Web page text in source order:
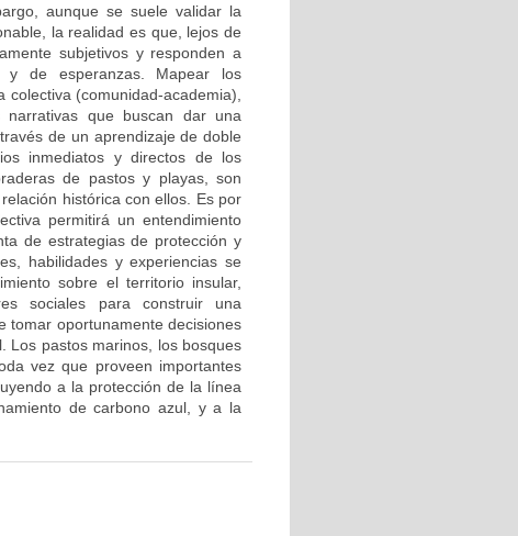
aunque se suele validar la
la realidad es que, lejos de
subjetivos y responden a
y de esperanzas. Mapear los
(comunidad-academia),
que buscan dar una
de un aprendizaje de doble
inmediatos y directos de los
de pastos y playas, son
histórica con ellos. Es por
permitirá un entendimiento
de estrategias de protección y
habilidades y experiencias se
sobre el territorio insular,
sociales para construir una
tomar oportunamente decisiones
Los pastos marinos, los bosques
vez que proveen importantes
a la protección de la línea
de carbono azul, y a la